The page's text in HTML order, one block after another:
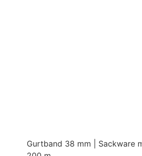
Gurtband 38 mm | Sackware